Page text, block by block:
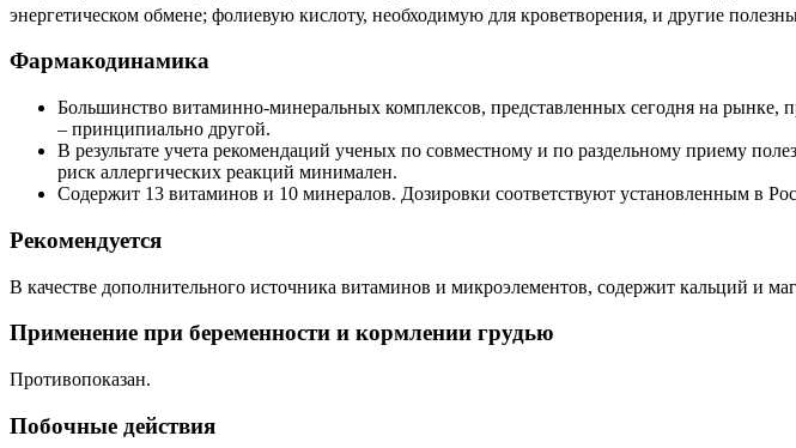
энергетическом обмене; фолиевую кислоту, необходимую для кроветворения, и другие
Фармакодинамика
Большинство витаминно-минеральных комплексов, представленных сегодня на рынке,
– принципиально другой.
В результате учета рекомендаций ученых по совместному и по раздельному приему
риск аллергических реакций минимален.
Содержит 13 витаминов и 10 минералов. Дозировки соответствуют установленным в
Рекомендуется
В качестве дополнительного источника витаминов и микроэлементов, содержит кальций и
Применение при беременности и кормлении грудью
Противопоказан.
Побочные действия